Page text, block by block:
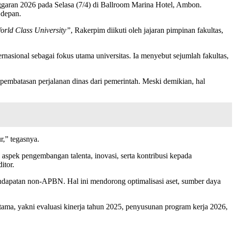
2026 pada Selasa (7/4) di Ballroom Marina Hotel, Ambon.
Class University”, Rakerpim diikuti oleh jajaran pimpinan fakultas,
sebagai fokus utama universitas. Ia menyebut sejumlah fakultas,
perjalanan dinas dari pemerintah. Meski demikian, hal
tegasnya.
pengembangan talenta, inovasi, serta kontribusi kepada
non-APBN. Hal ini mendorong optimalisasi aset, sumber daya
yakni evaluasi kinerja tahun 2025, penyusunan program kerja 2026,